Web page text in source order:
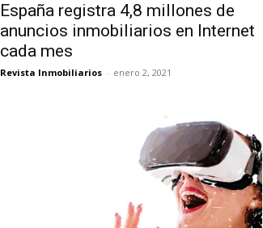
España registra 4,8 millones de
anuncios inmobiliarios en Internet
cada mes
Revista Inmobiliarios - enero 2, 2021